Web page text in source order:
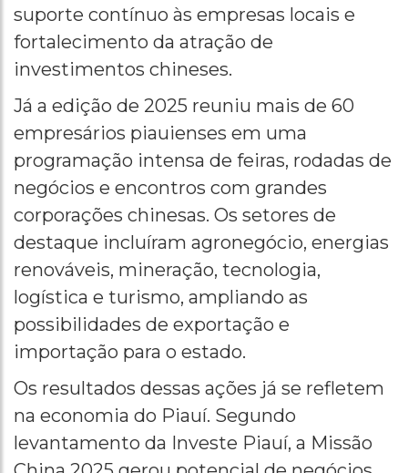
suporte contínuo às empresas locais e
fortalecimento da atração de
investimentos chineses.
Já a edição de 2025 reuniu mais de 60
empresários piauienses em uma
programação intensa de feiras, rodadas de
negócios e encontros com grandes
corporações chinesas. Os setores de
destaque incluíram agronegócio, energias
renováveis, mineração, tecnologia,
logística e turismo, ampliando as
possibilidades de exportação e
importação para o estado.
Os resultados dessas ações já se refletem
na economia do Piauí. Segundo
levantamento da Investe Piauí, a Missão